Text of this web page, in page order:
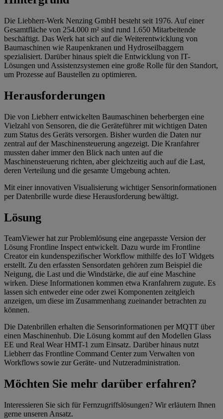
Die Liebherr-Werk Nenzing GmbH besteht seit 1976. Auf einer
Gesamtfläche von 254.000 m² sind rund 1.650 Mitarbeitende
beschäftigt. Das Werk hat sich auf die Weiterentwicklung von
Baumaschinen wie Raupenkranen und Hydroseilbaggern
spezialisiert. Darüber hinaus spielt die Entwicklung von IT-
Lösungen und Assistenzsystemen eine große Rolle für den Standort,
um Prozesse auf Baustellen zu optimieren.
Herausforderungen
Die von Liebherr entwickelten Baumaschinen beherbergen eine
Vielzahl von Sensoren, die die Geräteführer mit wichtigen Daten
zum Status des Geräts versorgen. Bisher wurden die Daten nur
zentral auf der Maschinensteuerung angezeigt. Die Kranfahrer
mussten daher immer den Blick nach unten auf die
Maschinensteuerung richten, aber gleichzeitig auch auf die Last,
deren Verteilung und die gesamte Umgebung achten.
Mit einer innovativen Visualisierung wichtiger Sensorinformationen
per Datenbrille wurde diese Herausforderung bewältigt.
Lösung
TeamViewer hat zur Problemlösung eine angepasste Version der
Lösung Frontline Inspect entwickelt. Dazu wurde im Frontline
Creator ein kundenspezifischer Workflow mithilfe des IoT Widgets
erstellt. Zu den erfassten Sensordaten gehören zum Beispiel die
Neigung, die Last und die Windstärke, die auf eine Maschine
wirken. Diese Informationen kommen etwa Kranfahrern zugute. Es
lassen sich entweder eine oder zwei Komponenten zeitgleich
anzeigen, um diese im Zusammenhang zueinander betrachten zu
können.
Die Datenbrillen erhalten die Sensorinformationen per MQTT über
einen Maschinenhub. Die Lösung kommt auf den Modellen Glass
EE und Real Wear HMT-1 zum Einsatz. Darüber hinaus nutzt
Liebherr das Frontline Command Center zum Verwalten von
Workflows sowie zur Geräte- und Nutzeradministration.
Möchten Sie mehr darüber erfahren?
Interessieren Sie sich für Fernzugriffslösungen? Wir erläutern Ihnen
gerne unseren Ansatz.